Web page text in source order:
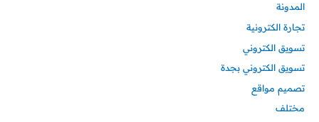
المدونة
تجارة الكترونية
تسويق الكتروني
تسويق الكتروني بجدة
تصميم مواقع
مختلف